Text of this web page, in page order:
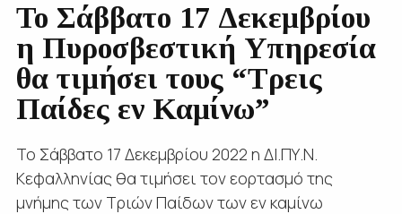
Το Σάββατο 17 Δεκεμβρίου
η Πυροσβεστική Υπηρεσία
θα τιμήσει τους “Τρεις
Παίδες εν Καμίνω”
Το Σάββατο 17 Δεκεμβρίου 2022 η ΔΙ.ΠΥ.Ν.
Κεφαλληνίας θα τιμήσει τον εορτασμό της
μνήμης των Τριών Παίδων των εν καμίνω